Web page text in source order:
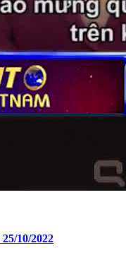
10/2022